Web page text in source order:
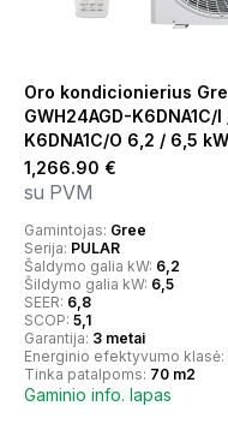
Oro kondicionierius
GWH24AGD-K6DNA1C/
K6DNA1C/O 6,2 / 6,5 kW
1,266.90 €
su PVM
Gamintojas: Gree
Serija: PULAR
Šaldymo galia kW: 6,2
Šildymo galia kW: 6,5
SEER: 6,8
SCOP: 5,1
Garantija: 3 metai
Energinio efektyvumo klasė:
Tinka patalpoms: 70 m2
Gaminio info. lapas